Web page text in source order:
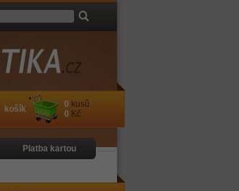
Platba kartou
košík 0 kusů
0 Kč